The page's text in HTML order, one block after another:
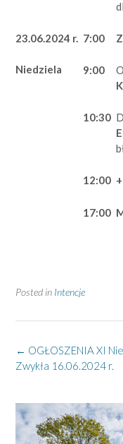
23.06.2024 r.
Niedziela
7:00
9:00
10:30
12:00
17:00
Posted in Intencje
Post
navigation
← OGŁOSZENIA XI
Zwykła 16.06.2024 r.